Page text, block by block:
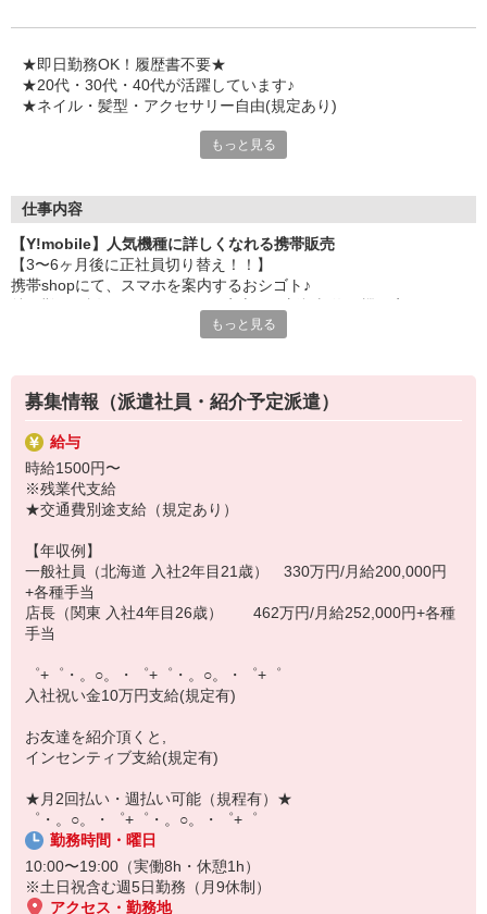
入社祝い金10万円支給(規定有)
お友達を紹介頂くと,
インセンティブ支給(規定有)
★月2回払い・週払い可能（規程有）★
゜・。○。・゜+゜・。○。・゜+゜
★即日勤務OK！履歴書不要★
★20代・30代・40代が活躍しています♪
★ネイル・髪型・アクセサリー自由(規定あり)
シエロのスタッフは9割が未経験スタート。
ずっと先まで役に立ちます！
丁寧な研修もあるので、
みなさんから働きやすいと好評です♪
最新アプリ事情やお得なプラン、
スマホの裏ワザを学べるチャンス♪
￣￣￣￣￣￣￣￣￣￣￣
▼オフィスワーク
事務、経理、データ入力、コールセンター、受付
▼工場・製造・軽作業系
機械/食品製造・梱包・仕分け・加工・組立・検査
▼美容系
眉毛サロンのアイブロウ・ネイリスト・エステ
▼営業・販売
法人営業・アパレル販売・個別指導塾・人材紹介
▼人気案件も多数♪
短期・期間限定・オープニング・官公庁案件
上場/優良/大手企業など
【スマホ面接実施中】
￣￣￣￣￣￣￣￣￣
自宅に居ながらスマホでカンタン面接OK！
オンライン面談なのでスピード対応。
もっと見る
仕事内容
【Y!mobile】人気機種に詳しくなれる携帯販売
【3〜6ヶ月後に正社員切り替え！！】
携帯shopにて、スマホを案内するおシゴト♪
各種料金プランのご相談対応・ご提案などをお願いします。
あなた専属のコーディネーターが親切・丁寧にフォローするので、
満足度◎
■携帯やインターネット販売業務
docomo(ドコモ)/au(エーユー)・KDDI/softbank(ソフトバンク)など
の大手キャリアから
ワイモバイル(Y!mobille)、楽天モバイル、UQなど格安スマホまで幅
人気のApple（アップル）店舗もございます！
もっと見る
募集情報（派遣社員・紹介予定派遣）
給与
時給1500円〜
※残業代支給
★交通費別途支給（規定あり）
【年収例】
一般社員（北海道 入社2年目21歳） 330万円/月給200,000円
+各種手当
店長（関東 入社4年目26歳） 462万円/月給252,000円+各種
手当
゜+゜・。○。・゜+゜・。○。・゜+゜
入社祝い金10万円支給(規定有)
お友達を紹介頂くと,
インセンティブ支給(規定有)
★月2回払い・週払い可能（規程有）★
゜・。○。・゜+゜・。○。・゜+゜
勤務時間・曜日
10:00〜19:00（実働8h・休憩1h）
※土日祝含む週5日勤務（月9休制）
アクセス・勤務地